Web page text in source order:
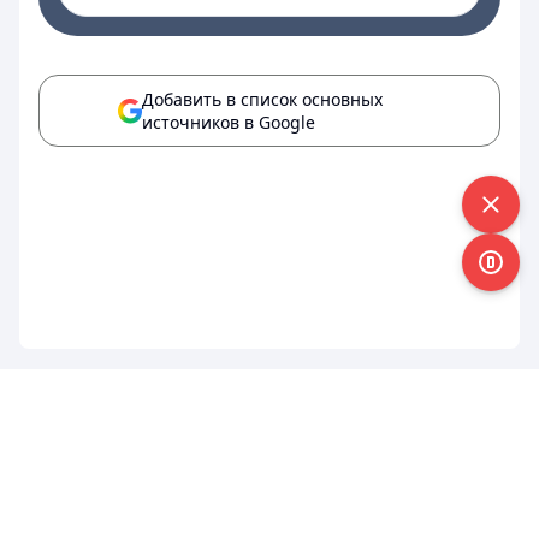
Добавить в список основных
источников в Google